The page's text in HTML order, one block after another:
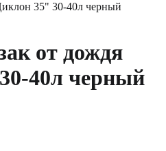
35" 30-40л черный
от дождя
40л черный